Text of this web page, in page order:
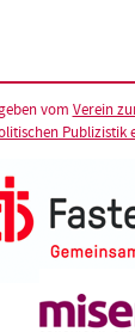
vom Verein
Publizistik